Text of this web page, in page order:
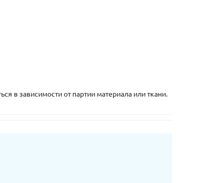
в зависимости от партии материала или ткани.